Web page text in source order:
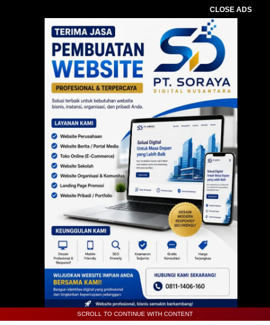
CLOSE ADS
SCROLL TO CONTINUE WITH CONTENT